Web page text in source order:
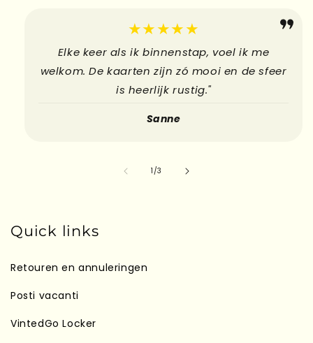
Hebbedingetjes
★★★★★
Elke keer als ik binnenstap, voel ik me
welkom. De kaarten zijn zó mooi en de sfeer
is heerlijk rustig."
Sanne
1/su
3
Quick links
Retouren en annuleringen
Posti vacanti
VintedGo Locker